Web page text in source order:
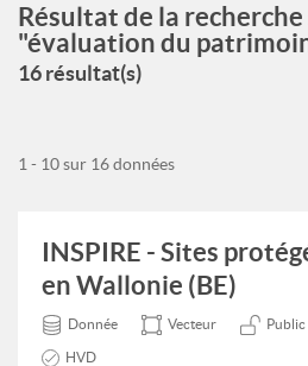
Résultat de la
"évaluation du
16 résultat(s)
1 - 10 sur 16 données
INSPIRE - Sites
en Wallonie (BE)
Donnée Vecteur Public
HVD